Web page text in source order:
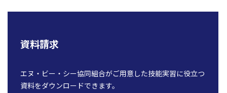
資料請求
エヌ・ビー・シー協同組合がご用意した技能実習に役立つ
資料をダウンロードできます。